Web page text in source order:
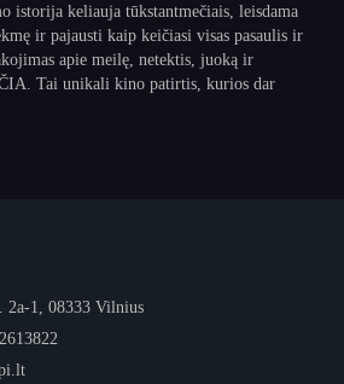
istorija keliauja tūkstantmečiais, leisdama
ir pajausti kaip keičiasi visas pasaulis ir
apie meilę, netektis, juoką ir
Tai unikali kino patirtis, kurios dar
2a-1, 08333 Vilnius